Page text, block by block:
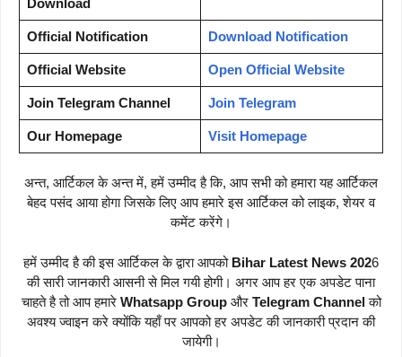
Official Notification Download Notification
Official Website Open Official Website
Join Telegram Channel Join Telegram
Our Homepage Visit Homepage
अन्त, आर्टिकल के अन्त में, हमें उम्मीद है कि, आप सभी को हमारा यह आर्टिकल
बेहद पसंद आया होगा जिसके लिए आप हमारे इस आर्टिकल को लाइक, शेयर व
कमेंट करेंगे।
हमें उम्मीद है की इस आर्टिकल के द्वारा आपको Bihar Latest News 2026
की सारी जानकारी आसनी से मिल गयी होगी। अगर आप हर एक अपडेट पाना
चाहते है तो आप हमारे Whatsapp Groupऔर Telegram Channelको
अवश्य ज्वाइन करे क्योंकि यहाँ पर आपको हर अपडेट की जानकारी प्रदान की
जायेगी।